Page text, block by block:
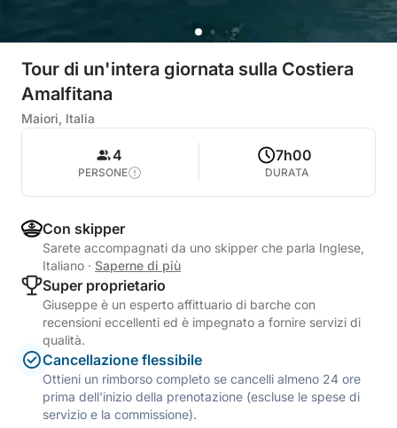
Tour di un'intera giornata sulla Costiera
Amalfitana
Maiori, Italia
4
PERSONE
7h00
DURATA
Con skipper
Sarete accompagnati da uno skipper che parla Inglese,
Italiano · Saperne di più
Super proprietario
Giuseppe è un esperto affittuario di barche con
recensioni eccellenti ed è impegnato a fornire servizi di
qualità.
Cancellazione flessibile
Ottieni un rimborso completo se cancelli almeno 24 ore
prima dell'inizio della prenotazione (escluse le spese di
servizio e la commissione).